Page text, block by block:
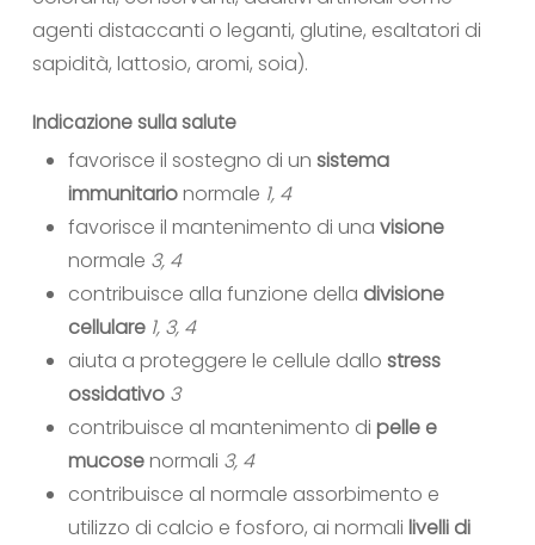
agenti distaccanti o leganti, glutine, esaltatori di
sapidità, lattosio, aromi, soia).
Indicazione sulla salute
favorisce il sostegno di un sistema
immunitarionormale 1, 4
favorisce il mantenimento di una visione
normale 3, 4
contribuisce alla funzione della divisione
cellulare 1, 3, 4
aiuta a proteggere le cellule dallo stress
ossidativo 3
contribuisce al mantenimento di pelle e
mucosenormali 3, 4
contribuisce al normale assorbimento e
utilizzo di calcio e fosforo, ai normali livelli di